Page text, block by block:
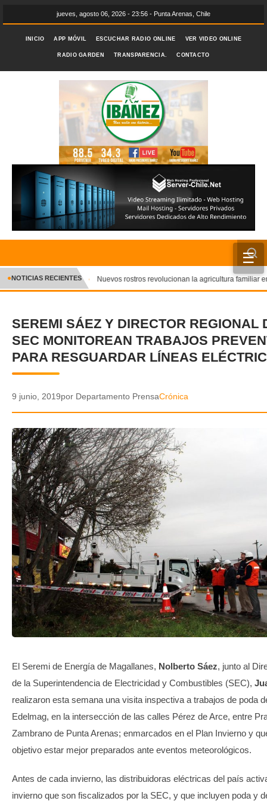
jueves, agosto 06, 2026 - 23:56 - Punta Arenas, Chile
INICIO APP MÓVIL ESCUCHAR RADIO ONLINE VER VIDEO ONLINE
RADIO GARDEN TRANSPARENCIA. CONTACTO
☰
INICIO
CRÓNICA
DEPORTES
ENTRETENIMIENTO Y CULTURA
AUDIOS
VIDEOS
GALERIA DE FOTOS
APP MÓVIL
TRANSPARENCIA
✕
●NOTICIAS RECIENTES Nuevos rostros revolucionan la agricultura familiar
SEREMI SÁEZ Y DIRECTOR REGIONAL
SEC MONITOREAN TRABAJOS
PARA RESGUARDAR LÍNEAS
9 junio, 2019por Departamento PrensaCrónica
El Seremi de Energía de Magallanes, Nolberto Sáez, junto al
de la Superintendencia de Electricidad y Combustibles (SEC),
realizaron esta semana una visita inspectiva a trabajos de poda
Edelmag, en la intersección de las calles Pérez de Arce, entre
Zambrano de Punta Arenas; enmarcados en el Plan Invierno y
objetivo estar mejor preparados ante eventos meteorológicos.
Antes de cada invierno, las distribuidoras eléctricas del país
invierno que son fiscalizados por la SEC, y que incluyen poda y